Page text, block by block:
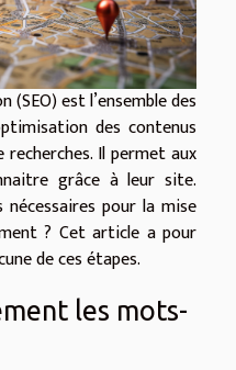
est l’ensemble des
des contenus
Il permet aux
grâce à leur site.
pour la mise
? Cet article a pour
de ces étapes.
les mots-